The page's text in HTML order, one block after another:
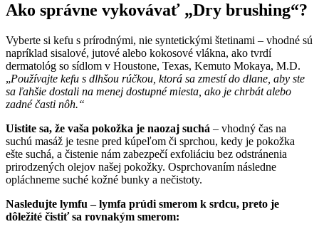
Ako správne vykovávať „Dry brushing“?
Vyberte si kefu s prírodnými, nie syntetickými štetinami – vhodné sú
napríklad sisalové, jutové alebo kokosové vlákna, ako tvrdí
dermatológ so sídlom v Houstone, Texas, Kemuto Mokaya, M.D.
„Používajte kefu s dlhšou rúčkou, ktorá sa zmestí do dlane, aby ste
sa ľahšie dostali na menej dostupné miesta, ako je chrbát alebo
zadné časti nôh.“
Uistite sa, že vaša pokožka je naozaj suchá – vhodný čas na
suchú masáž je tesne pred kúpeľom či sprchou, kedy je pokožka
ešte suchá, a čistenie nám zabezpečí exfoliáciu bez odstránenia
prirodzených olejov našej pokožky. Osprchovaním následne
opláchneme suché kožné bunky a nečistoty.
Nasledujte lymfu – lymfa prúdi smerom k srdcu, preto je
dôležité čistiť sa rovnakým smerom: